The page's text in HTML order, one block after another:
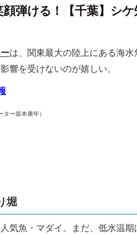
弾ける！【千葉】シ
は、関東最大の陸上にある海
響を受けないのが嬉しい。
ー坂本康年）
堀
気魚・マダイ。まだ、低水温